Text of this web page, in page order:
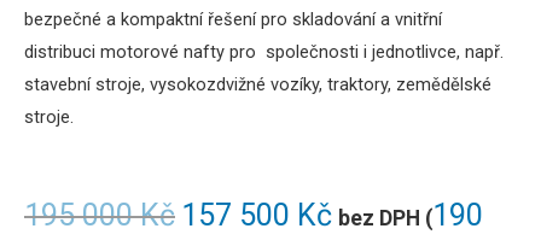
195 000Kč 157 500 Kč bez DPH (190
bezpečné a kompaktní řešení pro skladování a vnitřní
distribuci motorové nafty pro společnosti i jednotlivce, např.
stavební stroje, vysokozdvižné vozíky, traktory, zemědělské
stroje.